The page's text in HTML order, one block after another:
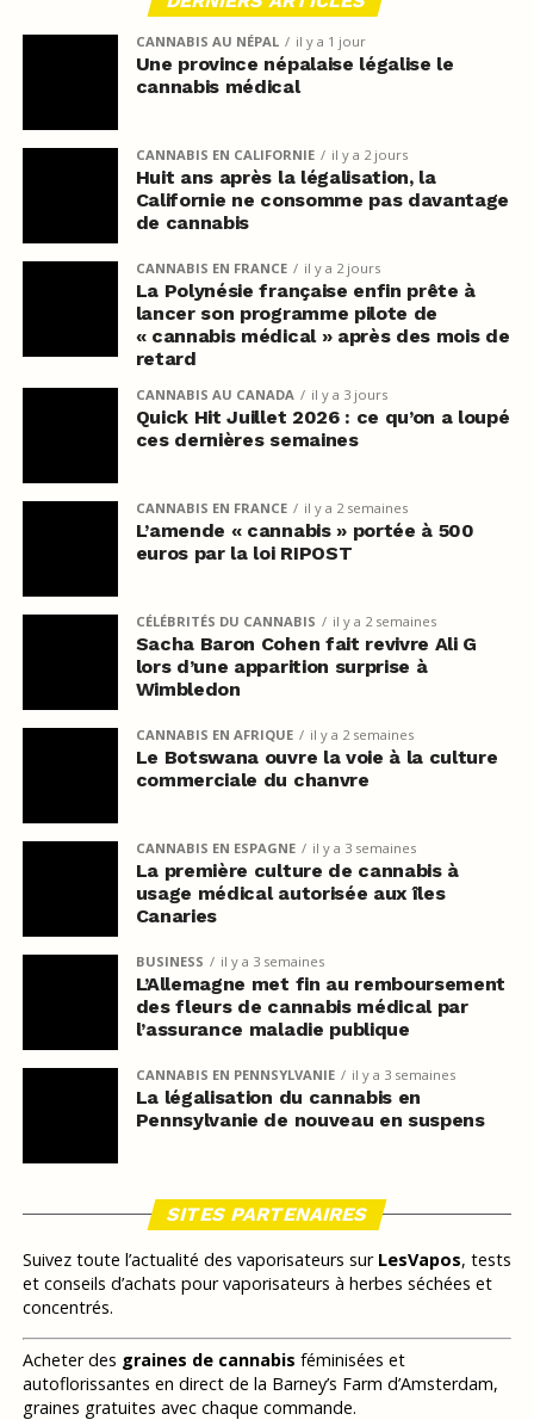
CANNABIS AU NÉPAL il y a 1 jour
Une province népalaise légalise le
cannabis médical
CANNABIS EN CALIFORNIE il y a 2 jours
Huit ans après la légalisation, la
Californie ne consomme pas davantage
de cannabis
CANNABIS EN FRANCE il y a 2 jours
La Polynésie française enfin prête à
lancer son programme pilote de
« cannabis médical » après des mois de
retard
CANNABIS AU CANADA il y a 3 jours
Quick Hit Juillet 2026 : ce qu’on a loupé
ces dernières semaines
CANNABIS EN FRANCE il y a 2 semaines
L’amende « cannabis » portée à 500
euros par la loi RIPOST
CÉLÉBRITÉS DU CANNABIS il y a 2 semaines
Sacha Baron Cohen fait revivre Ali G
lors d’une apparition surprise à
Wimbledon
CANNABIS EN AFRIQUE il y a 2 semaines
Le Botswana ouvre la voie à la culture
commerciale du chanvre
CANNABIS EN ESPAGNE il y a 3 semaines
La première culture de cannabis à
usage médical autorisée aux îles
Canaries
BUSINESS il y a 3 semaines
L’Allemagne met fin au remboursement
des fleurs de cannabis médical par
l’assurance maladie publique
CANNABIS EN PENNSYLVANIE il y a 3 semaines
La légalisation du cannabis en
Pennsylvanie de nouveau en suspens
SITES PARTENAIRES
Suivez toute l’actualité des vaporisateurs sur LesVapos, tests
et conseils d’achats pour vaporisateurs à herbes séchées et
concentrés.
Acheter des graines de cannabis féminisées et
autoflorissantes en direct de la Barney’s Farm d’Amsterdam,
graines gratuites avec chaque commande.